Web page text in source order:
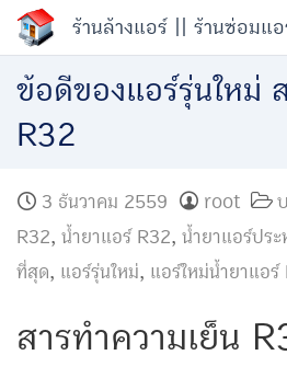
Skip
to
content
ร้านล้างแอร์ || ร้านซ่อมแอ
ข้อดีของแอร์รุ่นใหม่
R32
3 ธันวาคม 2559 root
R32, น้ำยาแอร์ R32, น้ำยาแอร์ประ
ที่สุด, แอร์รุ่นใหม่, แอร์ใหม่น้ำยาแอร์
สารทำความเย็น